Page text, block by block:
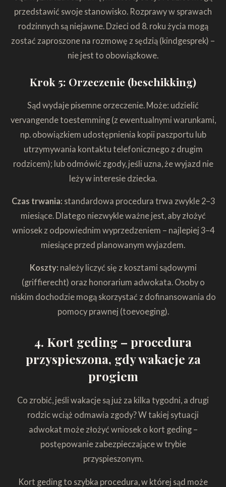
przedstawić swoje stanowisko. Rozprawy w sprawach
rodzinnych są niejawne. Dzieci od 8. roku życia mogą
zostać zaproszone na rozmowę z sędzią (kindgesprek) –
nie jest to obowiązkowe.
Krok 5: Orzeczenie (beschikking)
Sąd wydaje pisemne orzeczenie. Może: udzielić
vervangende toestemming (z ewentualnymi warunkami,
np. obowiązkiem udostępnienia kopii paszportu lub
utrzymywania kontaktu telefonicznego z drugim
rodzicem); lub odmówić zgody, jeśli uzna, że wyjazd nie
leży w interesie dziecka.
Czas trwania: standardowa procedura trwa zwykle 2–3
miesiące. Dlatego niezwykle ważne jest, aby złożyć
wniosek z odpowiednim wyprzedzeniem – najlepiej 3–4
miesiące przed planowanym wyjazdem.
Koszty: należy liczyć się z kosztami sądowymi
(griffierecht) oraz honorarium adwokata. Osoby o
niskim dochodzie mogą skorzystać z dofinansowania do
pomocy prawnej (toevoeging).
4. Kort geding – procedura
przyspieszona, gdy wakacje za
progiem
Co zrobić, jeśli wakacje są już za kilka tygodni, a drugi
rodzic wciąż odmawia zgody? W takiej sytuacji
adwokat może złożyć wniosek o kort geding –
postępowanie zabezpieczające w trybie
przyspieszonym.
Kort geding to szybka procedura, w której sąd może